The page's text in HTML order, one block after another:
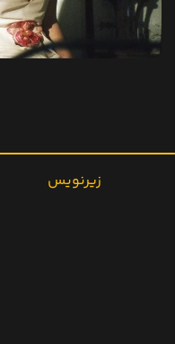
زیرنویس